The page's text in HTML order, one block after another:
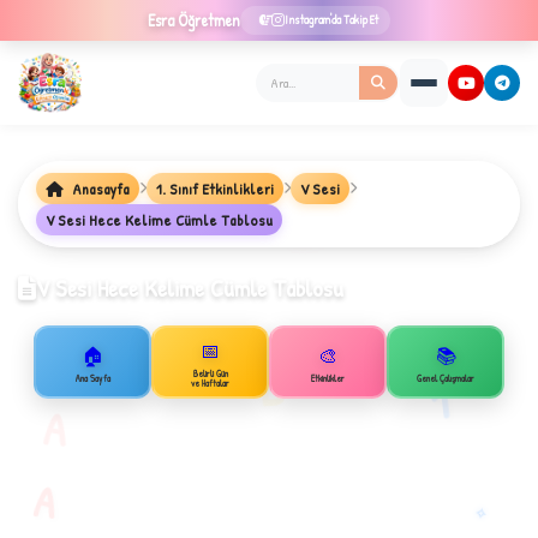
Esra Öğretmen Instagram'da Takip Et
B
✧
Anasayfa 1. Sınıf Etkinlikleri
V Sesi
V Sesi Hece Kelime Cümle Tablosu
V Sesi Hece Kelime Cümle Tablosu
🏠
Ana Sayfa
📅
Belirli Gün
ve Haftalar
🎨
Etkinlikler
📚
Genel Çalışmalar
1